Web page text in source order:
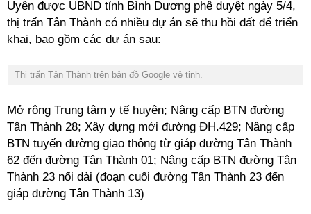
Uyên được UBND tỉnh Bình Dương phê duyệt ngày 5/4,
thị trấn Tân Thành có nhiều dự án sẽ thu hồi đất để triển
khai, bao gồm các dự án sau:
Thị trấn Tân Thành trên bản đồ Google vệ tinh.
Mở rộng Trung tâm y tế huyện; Nâng cấp BTN đường
Tân Thành 28; Xây dựng mới đường ĐH.429; Nâng cấp
BTN tuyến đường giao thông từ giáp đường Tân Thành
62 đến đường Tân Thành 01; Nâng cấp BTN đường Tân
Thành 23 nối dài (đoạn cuối đường Tân Thành 23 đến
giáp đường Tân Thành 13)